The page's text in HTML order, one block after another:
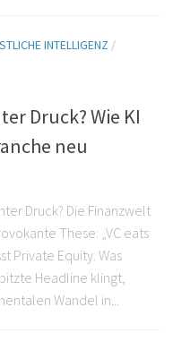
INTELLIGENZ /
Druck? Wie KI
neu
Druck? Die Finanzwelt
These: „VC eats
Private Equity. Was
Headline klingt,
Wandel in...